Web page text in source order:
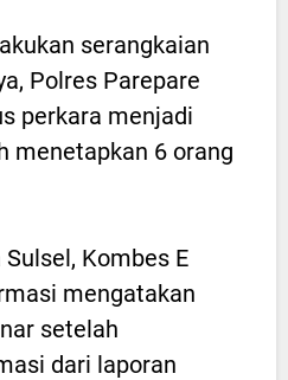
serangkaian
Polres Parepare
perkara menjadi
menetapkan 6 orang
Kombes E
mengatakan
setelah
dari laporan